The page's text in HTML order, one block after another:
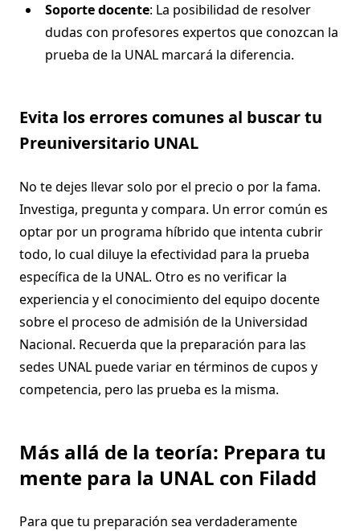
Soporte docente: La posibilidad de resolver
dudas con profesores expertos que conozcan la
prueba de la UNAL marcará la diferencia.
Evita los errores comunes al buscar tu
Preuniversitario UNAL
No te dejes llevar solo por el precio o por la fama.
Investiga, pregunta y compara. Un error común es
optar por un programa híbrido que intenta cubrir
todo, lo cual diluye la efectividad para la prueba
específica de la UNAL. Otro es no verificar la
experiencia y el conocimiento del equipo docente
sobre el proceso de admisión de la Universidad
Nacional. Recuerda que la preparación para las
sedes UNAL puede variar en términos de cupos y
competencia, pero las prueba es la misma.
Más allá de la teoría: Prepara tu
mente para la UNAL con Filadd
Para que tu preparación sea verdaderamente